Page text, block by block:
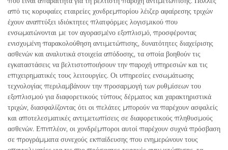
από τις κορυφαίες εταιρείες χονδρεμπορίου λέιζερ αφαίρεσης τριχών
έχουν αναπτύξει ιδιόκτητες πλατφόρμες λογισμικού που
ενσωματώνονται με τον αγορασμένο εξοπλισμό, προσφέροντας
ενισχυμένη παρακολούθηση αντιμετώπισης, δυνατότητες διαχείρισης
ασθενών και αναλυτικά στοιχεία απόδοσης, τα οποία βοηθούν τις
εγκαταστάσεις να βελτιστοποιήσουν την παροχή υπηρεσιών και τις
επιχειρηματικές τους λειτουργίες. Οι υπηρεσίες ενσωμάτωσης
τεχνολογίας περιλαμβάνουν την προσαρμογή των ρυθμίσεων του
εξοπλισμού για διαφορετικούς τύπους δέρματος και χαρακτηριστικά
τριχών, διασφαλίζοντας ότι οι πελάτες μπορούν να παρέχουν ασφαλείς
και αποτελεσματικές αντιμετωπίσεις σε διαφορετικούς πληθυσμούς
ασθενών. Επιπλέον, οι χονδρέμποροι αυτοί παρέχουν συχνά πρόσβαση
σε προγράμματα συνεχούς εκπαίδευσης που ενημερώνουν τους